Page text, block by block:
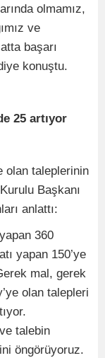
olmamız,
ve
başarı
konuştu.
25 artıyor
olan taleplerinin
Başkanı
anlattı:
360
yapan 150’ye
mal, gerek
olan talepleri
talebin
öngörüyoruz.